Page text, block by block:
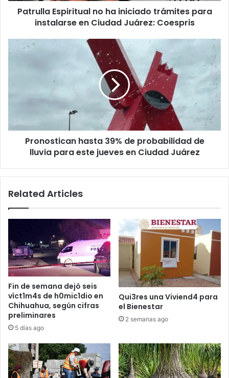
Ciudad
Patrulla Espiritual no ha iniciado trámites para
instalarse en Ciudad Juárez: Coespris
Pronostican
hasta
este
juevesPronostican hasta 39% de probabilidad de
lluvia para este jueves en Ciudad Juárez
Related Articles
Fin de semana dejó seis
víct1m4s de h0mic1dio en
Chihuahua, según cifras
preliminares
5 días ago
Qui3res una Viviend4 para
el Bienestar
2 semanas ago